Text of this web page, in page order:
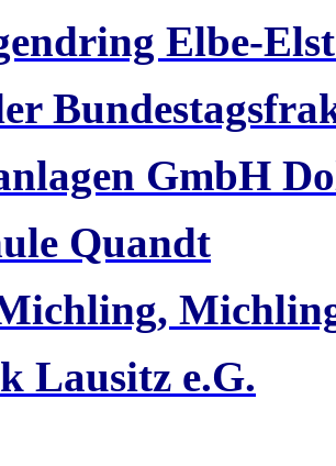
Elbe-
GmbH
Quandt
Lausitz e.G.